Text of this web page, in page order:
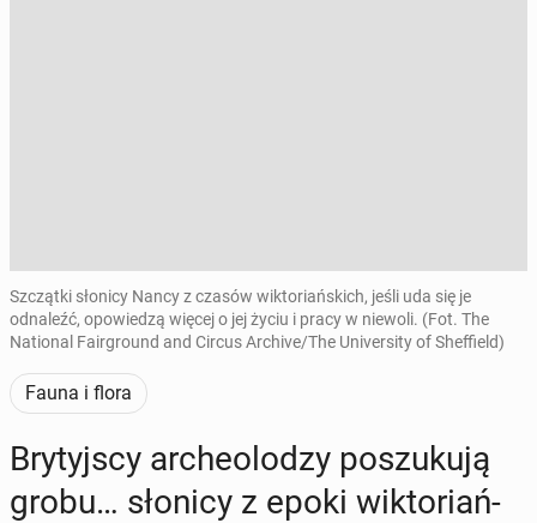
Szczątki słonicy Nancy z czasów wiktoriańskich, jeśli uda się je
odnaleźć, opowiedzą więcej o jej życiu i pracy w niewoli. (Fot. The
National Fairground and Circus Archive/The University of Sheffield)
Fauna i flora
Bry­tyj­scy ar­che­olo­dzy po­szu­ku­ją
grobu… słonicy z epoki wik­to­riań­